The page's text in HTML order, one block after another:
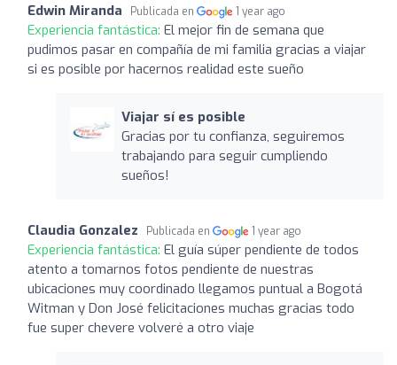
Edwin Miranda Publicada en 1 year ago
Experiencia fantástica: El mejor fin de semana que
pudimos pasar en compañía de mi familia gracias a viajar
si es posible por hacernos realidad este sueño
Viajar sí es posible
Gracias por tu confianza, seguiremos
trabajando para seguir cumpliendo
sueños!
Claudia Gonzalez Publicada en 1 year ago
Experiencia fantástica: El guía súper pendiente de todos
atento a tomarnos fotos pendiente de nuestras
ubicaciones muy coordinado llegamos puntual a Bogotá
Witman y Don José felicitaciones muchas gracias todo
fue super chevere volveré a otro viaje